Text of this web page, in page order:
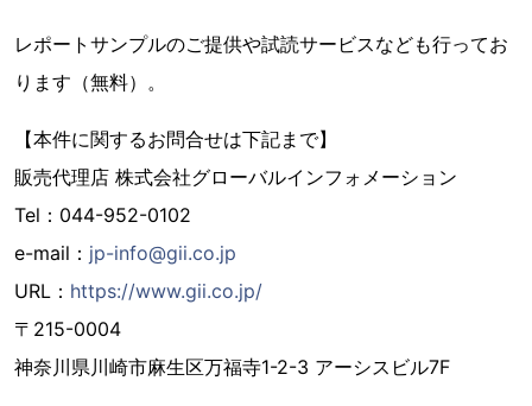
レポートサンプルのご提供や試読サービスなども行ってお
ります（無料）。
【本件に関するお問合せは下記まで】
販売代理店 株式会社グローバルインフォメーション
Tel：044-952-0102
e-mail： jp-info@gii.co.jp
URL： https://www.gii.co.jp/
〒215-0004
神奈川県川崎市麻生区万福寺1-2-3 アーシスビル7F